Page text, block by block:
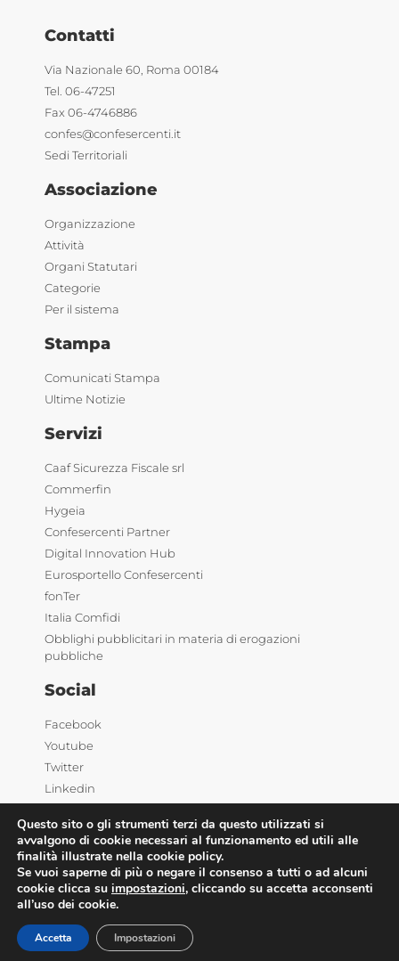
Contatti
Via Nazionale 60, Roma 00184
Tel. 06-47251
Fax 06-4746886
confes@confesercenti.it
Sedi Territoriali
Associazione
Organizzazione
Attività
Organi Statutari
Categorie
Per il sistema
Stampa
Comunicati Stampa
Ultime Notizie
Servizi
Caaf Sicurezza Fiscale srl
Commerfin
Hygeia
Confesercenti Partner
Digital Innovation Hub
Eurosportello Confesercenti
fonTer
Italia Comfidi
Obblighi pubblicitari in materia di erogazioni
pubbliche
Social
Facebook
Youtube
Twitter
Linkedin
©2025 Confesercenti | Ufficio stampa: Via Nazionale,
Questo sito o gli strumenti terzi da questo utilizzati si
avvalgono di cookie necessari al funzionamento ed utili alle
finalità illustrate nella cookie policy.
Se vuoi saperne di più o negare il consenso a tutti o ad alcuni
cookie clicca su impostazioni, cliccando su accetta acconsenti
all’uso dei cookie.
Accetta Impostazioni